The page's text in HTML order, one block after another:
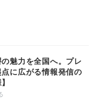
魅力を全国へ。プレ
に広がる情報発信の